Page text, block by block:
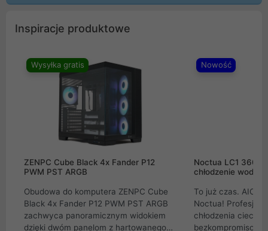
Inspiracje produktowe
Wysyłka gratis
ZENPC Cube Black 4x Fander P12
PWM PST ARGB
Obudowa do komputera ZENPC Cube
Black 4x Fander P12 PWM PST ARGB
zachwyca panoramicznym widokiem
dzięki dwóm panelom z hartowanego
Nowość
Noctua LC1
chłodzenie wodne
To już czas. AIO
Noctua!
chłodzenia cieczą